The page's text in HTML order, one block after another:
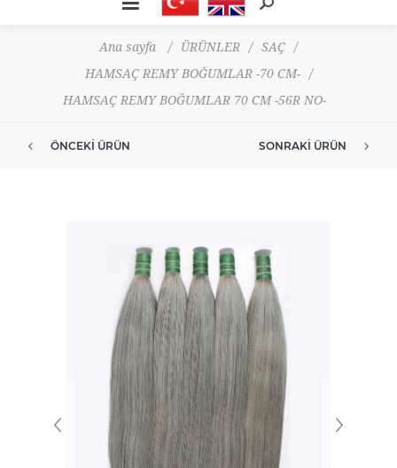
Ana sayfa / ÜRÜNLER / SAÇ
/
HAMSAÇ REMY BOĞUMLAR -70 CM-
/
HAMSAÇ REMY BOĞUMLAR 70 CM -56R NO-
ÖNCEKI ÜRÜN SONRAKI ÜRÜN